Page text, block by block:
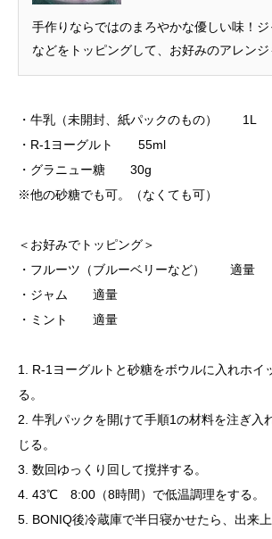
手作りならではのまろやかな優しい味！
などをトッピングして、お好みのアレンジ
・牛乳（未開封、紙パックのもの） 1L
・R-1ヨーグルト 55ml
・グラニュー糖 30g
※他の砂糖でも可。（なくても可）
＜お好みでトッピング＞
・フルーツ（ブルーベリーなど） 適量
・ジャム 適量
・ミント 適量
1. R-1ヨーグルトと砂糖をボウルに入れホイ
る。
2. 牛乳パックを開けて手順1の材料を注ぎ入
じる。
3. 数回ゆっくり回して撹拌する。
4. 43℃ 8:00（8時間）で低温調理をする。
5. BONIQ後冷蔵庫で半日寝かせたら、出来上